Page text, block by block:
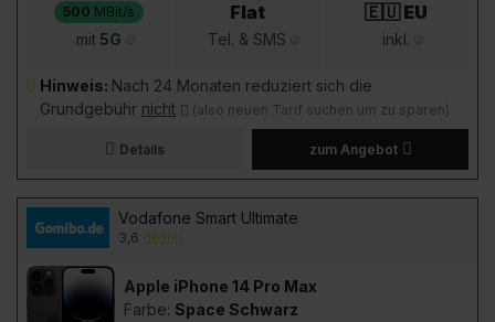
500 MBit/s
mit5G
Flat
Tel. & SMS
🇪🇺 EU
inkl.
Hinweis: Nach 24 Monaten reduziert sich die
Grundgebühr nicht (also neuen Tarif suchen um zu sparen)
Details zum Angebot
Vodafone Smart Ultimate
3,6
Apple iPhone 14 Pro Max
Farbe: Space Schwarz